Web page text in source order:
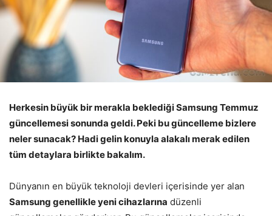
Herkesin büyük bir merakla beklediği Samsung Temmuz
güncellemesi sonunda geldi. Peki bu güncelleme bizlere
neler sunacak? Hadi gelin konuyla alakalı merak edilen
tüm detaylara birlikte bakalım.
Dünyanın en büyük teknoloji devleri içerisinde yer alan
Samsung genellikle yeni cihazlarına düzenli